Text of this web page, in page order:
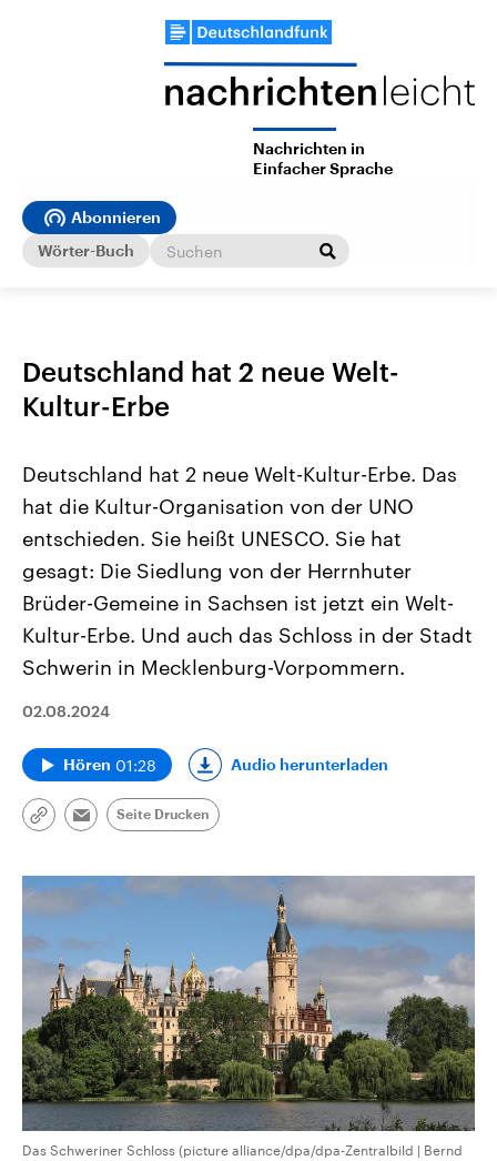
Nachrichten in
Einfacher Sprache
Abonnieren
Wörter-Buch
Deutschland hat 2 neue Welt-
Kultur-Erbe
Deutschland hat 2 neue Welt-Kultur-Erbe. Das
hat die Kultur-Organisation von der UNO
entschieden. Sie heißt UNESCO. Sie hat
gesagt: Die Siedlung von der Herrnhuter
Brüder-Gemeine in Sachsen ist jetzt ein Welt-
Kultur-Erbe. Und auch das Schloss in der Stadt
Schwerin in Mecklenburg-Vorpommern.
02.08.2024
Hören 01:28 Audio herunterladen
Link
Email
Seite Drucken
Das Schweriner Schloss (picture alliance/dpa/dpa-Zentralbild | Bernd